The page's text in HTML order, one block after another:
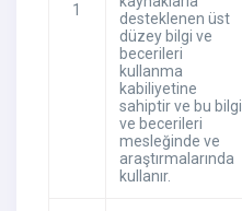
1
desteklenen üst
düzey bilgi ve
becerileri
kullanma
kabiliyetine
sahiptir ve bu bilgi
ve becerileri
mesleğinde ve
araştırmalarında
kullanır.